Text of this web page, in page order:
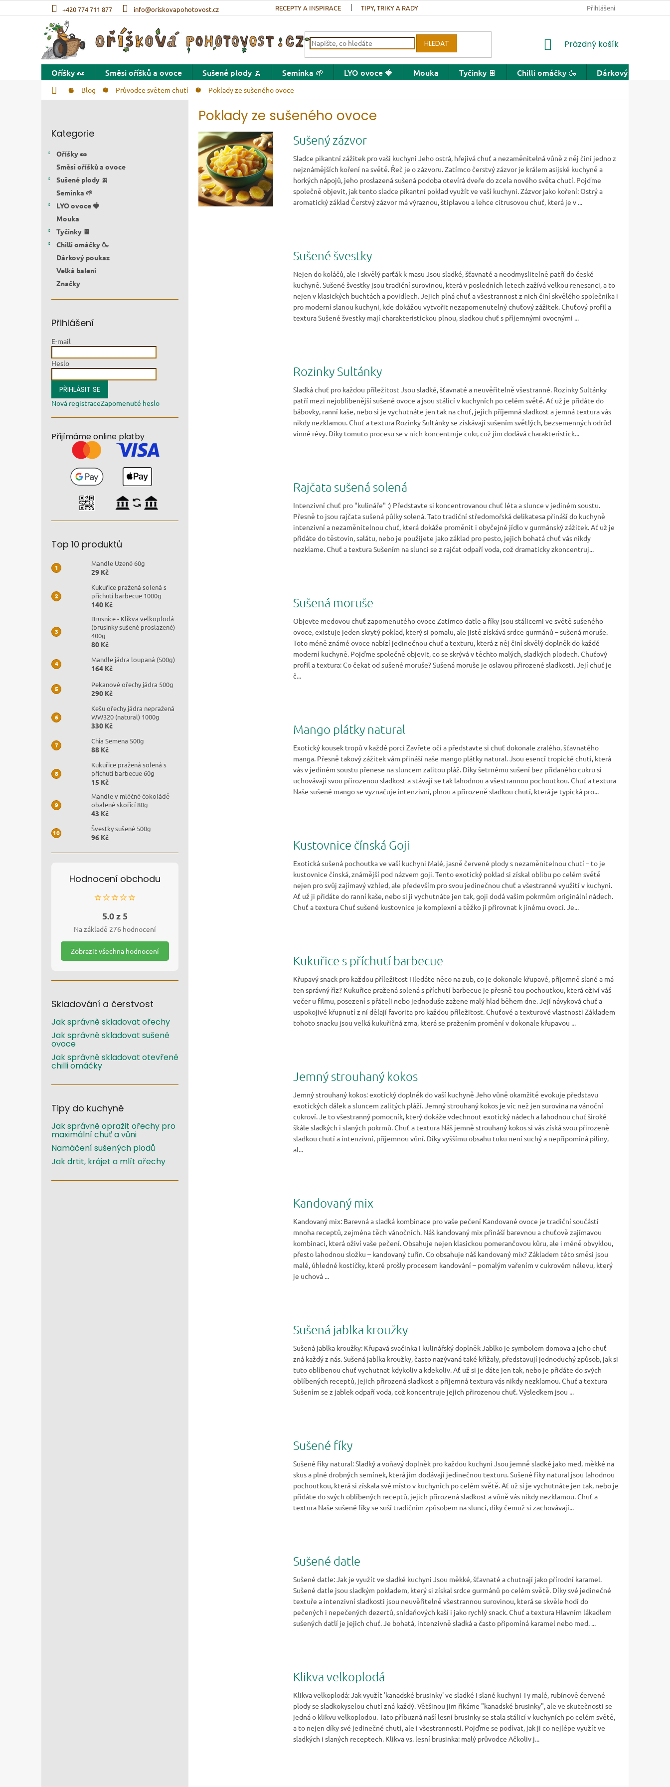
+420 774 711 877 info@oriskovapohotovost.cz RECEPTY A INSPIRACE TIPY, TRIKY A RADY Přihlášení
HLEDAT NÁKUPNÍ KOŠÍK
Prázdný košík
Oříšky 🥜 Směsi oříšků a ovoce Sušené plody 🍌 Semínka 🌱 LYO ovoce 🍓 Mouka Tyčinky 🍫 Chilli omáčky 🍶 Dárkový poukaz
Domů Blog Průvodce světem chutí Poklady ze sušeného ovoce
Kategorie
Oříšky 🥜
Směsi oříšků a ovoce
Sušené plody 🍌
Semínka 🌱
LYO ovoce 🍓
Mouka
Tyčinky 🍫
Chilli omáčky 🍶
Dárkový poukaz
Velká balení
Značky
Přihlášení
E-mail
Heslo
PŘIHLÁSIT SE
Nová registraceZapomenuté heslo
Přijímáme online platby
Top 10 produktů
Mandle Uzené 60g
29 Kč
Kukuřice pražená solená s
příchutí barbecue 1000g
140 Kč
Brusnice - Klikva velkoplodá
(brusinky sušené proslazené)
400g
80 Kč
Mandle jádra loupaná (500g)
164 Kč
Pekanové ořechy jádra 500g
290 Kč
Kešu ořechy jádra nepražená
WW320 (natural) 1000g
330 Kč
Chia Semena 500g
88 Kč
Kukuřice pražená solená s
příchutí barbecue 60g
15 Kč
Mandle v mléčné čokoládě
obalené skořicí 80g
43 Kč
Švestky sušené 500g
96 Kč
Hodnocení obchodu
⭐⭐⭐⭐⭐
5.0 z 5
Na základě 276 hodnocení
Zobrazit všechna hodnocení
Skladování a čerstvost
Jak správně skladovat ořechy
Jak správně skladovat sušené
ovoce
Jak správně skladovat otevřené
chilli omáčky
Tipy do kuchyně
Jak správně opražit ořechy pro
maximální chuť a vůni
Namáčení sušených plodů
Jak drtit, krájet a mlít ořechy
Poklady ze sušeného ovoce
Výpis článků Sušený zázvor
Sladce pikantní zážitek pro vaši kuchyni Jeho ostrá, hřejivá chuť a nezaměnitelná vůně z něj činí jedno z
nejznámějších koření na světě. Řeč je o zázvoru. Zatímco čerstvý zázvor je králem asijské kuchyně a
horkých nápojů, jeho proslazená sušená podoba otevírá dveře do zcela nového světa chutí. Pojďme
společně objevit, jak tento sladce pikantní poklad využít ve vaší kuchyni. Zázvor jako koření: Ostrý a
aromatický základ Čerstvý zázvor má výraznou, štiplavou a lehce citrusovou chuť, která je v ...
Sušené švestky
Nejen do koláčů, ale i skvělý parťák k masu Jsou sladké, šťavnaté a neodmyslitelně patří do české
kuchyně. Sušené švestky jsou tradiční surovinou, která v posledních letech zažívá velkou renesanci, a to
nejen v klasických buchtách a povidlech. Jejich plná chuť a všestrannost z nich činí skvělého společníka i
pro moderní slanou kuchyni, kde dokážou vytvořit nezapomenutelný chuťový zážitek. Chuťový profil a
textura Sušené švestky mají charakteristickou plnou, sladkou chuť s příjemnými ovocnými ...
Rozinky Sultánky
Sladká chuť pro každou příležitost Jsou sladké, šťavnaté a neuvěřitelně všestranné. Rozinky Sultánky
patří mezi nejoblíbenější sušené ovoce a jsou stálicí v kuchyních po celém světě. Ať už je přidáte do
bábovky, ranní kaše, nebo si je vychutnáte jen tak na chuť, jejich příjemná sladkost a jemná textura vás
nikdy nezklamou. Chuť a textura Rozinky Sultánky se získávají sušením světlých, bezsemenných odrůd
vinné révy. Díky tomuto procesu se v nich koncentruje cukr, což jim dodává charakteristick...
Rajčata sušená solená
Intenzivní chuť pro "kulináře" :) Představte si koncentrovanou chuť léta a slunce v jediném soustu.
Přesně to jsou rajčata sušená půlky solená. Tato tradiční středomořská delikatesa přináší do kuchyně
intenzivní a nezaměnitelnou chuť, která dokáže proměnit i obyčejné jídlo v gurmánský zážitek. Ať už je
přidáte do těstovin, salátu, nebo je použijete jako základ pro pesto, jejich bohatá chuť vás nikdy
nezklame. Chuť a textura Sušením na slunci se z rajčat odpaří voda, což dramaticky zkoncentruj...
Sušená moruše
Objevte medovou chuť zapomenutého ovoce Zatímco datle a fíky jsou stálicemi ve světě sušeného
ovoce, existuje jeden skrytý poklad, který si pomalu, ale jistě získává srdce gurmánů – sušená moruše.
Toto méně známé ovoce nabízí jedinečnou chuť a texturu, která z něj činí skvělý doplněk do každé
moderní kuchyně. Pojďme společně objevit, co se skrývá v těchto malých, sladkých plodech. Chuťový
profil a textura: Co čekat od sušené moruše? Sušená moruše je oslavou přirozené sladkosti. Její chuť je
č...
Mango plátky natural
Exotický kousek tropů v každé porci Zavřete oči a představte si chuť dokonale zralého, šťavnatého
manga. Přesně takový zážitek vám přináší naše mango plátky natural. Jsou esencí tropické chuti, která
vás v jediném soustu přenese na sluncem zalitou pláž. Díky šetrnému sušení bez přidaného cukru si
uchovávají svou přirozenou sladkost a stávají se tak lahodnou a všestrannou pochoutkou. Chuť a textura
Naše sušené mango se vyznačuje intenzivní, plnou a přirozeně sladkou chutí, která je typická pro...
Kustovnice čínská Goji
Exotická sušená pochoutka ve vaší kuchyni Malé, jasně červené plody s nezaměnitelnou chutí – to je
kustovnice čínská, známější pod názvem goji. Tento exotický poklad si získal oblibu po celém světě
nejen pro svůj zajímavý vzhled, ale především pro svou jedinečnou chuť a všestranné využití v kuchyni.
Ať už ji přidáte do ranní kaše, nebo si ji vychutnáte jen tak, goji dodá vašim pokrmům originální nádech.
Chuť a textura Chuť sušené kustovnice je komplexní a těžko ji přirovnat k jinému ovoci. Je...
Kukuřice s příchutí barbecue
Křupavý snack pro každou příležitost Hledáte něco na zub, co je dokonale křupavé, příjemně slané a má
ten správný říz? Kukuřice pražená solená s příchutí barbecue je přesně tou pochoutkou, která oživí váš
večer u filmu, posezení s přáteli nebo jednoduše zažene malý hlad během dne. Její návyková chuť a
uspokojivé křupnutí z ní dělají favorita pro každou příležitost. Chuťové a texturové vlastnosti Základem
tohoto snacku jsou velká kukuřičná zrna, která se pražením promění v dokonale křupavou ...
Jemný strouhaný kokos
Jemný strouhaný kokos: exotický doplněk do vaší kuchyně Jeho vůně okamžitě evokuje představu
exotických dálek a sluncem zalitých pláží. Jemný strouhaný kokos je víc než jen surovina na vánoční
cukroví. Je to všestranný pomocník, který dokáže vdechnout exotický nádech a lahodnou chuť široké
škále sladkých i slaných pokrmů. Chuť a textura Náš jemně strouhaný kokos si vás získá svou přirozeně
sladkou chutí a intenzivní, příjemnou vůní. Díky vyššímu obsahu tuku není suchý a nepřipomíná piliny,
al...
Kandovaný mix
Kandovaný mix: Barevná a sladká kombinace pro vaše pečení Kandované ovoce je tradiční součástí
mnoha receptů, zejména těch vánočních. Náš kandovaný mix přináší barevnou a chuťově zajímavou
kombinaci, která oživí vaše pečení. Obsahuje nejen klasickou pomerančovou kůru, ale i méně obvyklou,
přesto lahodnou složku – kandovaný tuřín. Co obsahuje náš kandovaný mix? Základem této směsi jsou
malé, úhledné kostičky, které prošly procesem kandování – pomalým vařením v cukrovém nálevu, který
je uchová ...
Sušená jablka kroužky
Sušená jablka kroužky: Křupavá svačinka i kulinářský doplněk Jablko je symbolem domova a jeho chuť
zná každý z nás. Sušená jablka kroužky, často nazývaná také křížaly, představují jednoduchý způsob, jak si
tuto oblíbenou chuť vychutnat kdykoliv a kdekoliv. Ať už si je dáte jen tak, nebo je přidáte do svých
oblíbených receptů, jejich přirozená sladkost a příjemná textura vás nikdy nezklamou. Chuť a textura
Sušením se z jablek odpaří voda, což koncentruje jejich přirozenou chuť. Výsledkem jsou ...
Sušené fíky
Sušené fíky natural: Sladký a voňavý doplněk pro každou kuchyni Jsou jemně sladké jako med, měkké na
skus a plné drobných semínek, která jim dodávají jedinečnou texturu. Sušené fíky natural jsou lahodnou
pochoutkou, která si získala své místo v kuchyních po celém světě. Ať už si je vychutnáte jen tak, nebo je
přidáte do svých oblíbených receptů, jejich přirozená sladkost a vůně vás nikdy nezklamou. Chuť a
textura Naše sušené fíky se suší tradičním způsobem na slunci, díky čemuž si zachovávají...
Sušené datle
Sušené datle: Jak je využít ve sladké kuchyni Jsou měkké, šťavnaté a chutnají jako přírodní karamel.
Sušené datle jsou sladkým pokladem, který si získal srdce gurmánů po celém světě. Díky své jedinečné
textuře a intenzivní sladkosti jsou neuvěřitelně všestrannou surovinou, která se skvěle hodí do
pečených i nepečených dezertů, snídaňových kaší i jako rychlý snack. Chuť a textura Hlavním lákadlem
sušených datlí je jejich chuť. Je bohatá, intenzivně sladká a často připomíná karamel nebo med. ...
Klikva velkoplodá
Klikva velkoplodá: Jak využít 'kanadské brusinky' ve sladké i slané kuchyni Ty malé, rubínově červené
plody se sladkokyselou chutí zná každý. Většinou jim říkáme "kanadské brusinky", ale ve skutečnosti se
jedná o klikvu velkoplodou. Tato příbuzná naší lesní brusinky se stala stálicí v kuchyních po celém světě,
a to nejen díky své jedinečné chuti, ale i všestrannosti. Pojďme se podívat, jak ji co nejlépe využít ve
sladkých i slaných receptech. Klikva vs. lesní brusinka: malý průvodce Ačkoliv j...